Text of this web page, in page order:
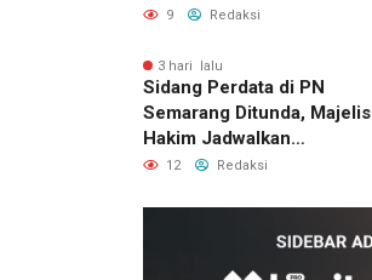
Permukiman Warga
9 Redaksi
3 hari lalu
Sidang Perdata di PN
Semarang Ditunda, Majelis
Hakim Jadwalkan
Pemanggilan Ulang BPR
12 Redaksi